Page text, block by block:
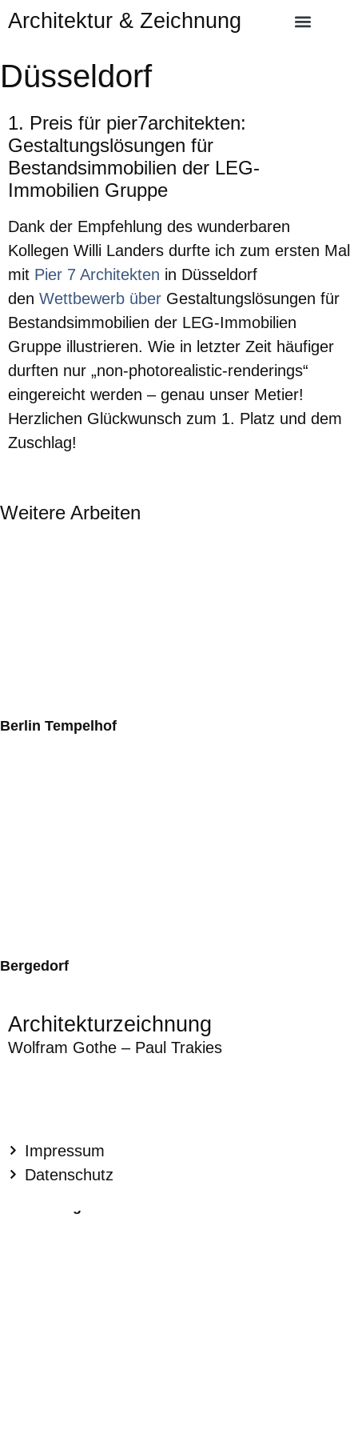
Architektur & Zeichnung
Düsseldorf
1. Preis für pier7architekten:
Gestaltungslösungen für
Bestandsimmobilien der LEG-
Immobilien Gruppe
Dank der Empfehlung des wunderbaren
Kollegen Willi Landers durfte ich zum ersten Mal
mit Pier 7 Architekten in Düsseldorf
den Wettbewerb über Gestaltungslösungen für
Bestandsimmobilien der LEG-Immobilien
Gruppe illustrieren. Wie in letzter Zeit häufiger
durften nur „non-photorealistic-renderings“
eingereicht werden – genau unser Metier!
Herzlichen Glückwunsch zum 1. Platz und dem
Zuschlag!
Weitere Arbeiten
Berlin Tempelhof
Bergedorf
Architekturzeichnung
Wolfram Gothe – Paul Trakies
Impressum
Datenschutz